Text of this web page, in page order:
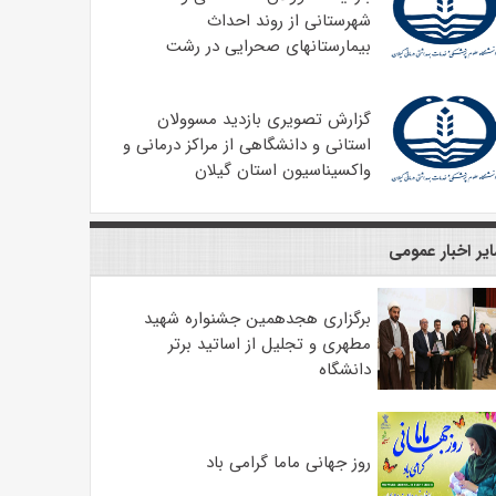
شهرستانی از روند احداث
بیمارستانهای صحرایی در رشت
گزارش تصویری بازدید مسوولان
استانی و دانشگاهی از مراکز درمانی و
واکسیناسیون استان گیلان
اخبار عمومی
برگزاری هجدهمین جشنواره شهید
مطهری و تجلیل از اساتید برتر
دانشگاه
روز جهانی ماما گرامی باد